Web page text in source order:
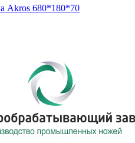
Akros 680*180*70